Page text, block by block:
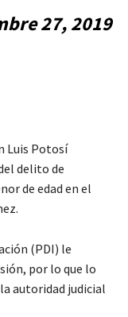
27, 2019
Luis Potosí
delito de
de edad en el
(PDI) le
por lo que lo
autoridad judicial